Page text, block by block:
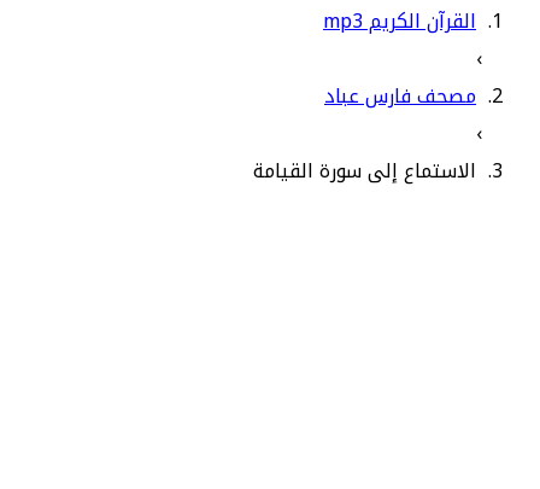
القرآن الكريم mp3
›
مصحف فارس عباد
›
الاستماع إلى سورة القيامة